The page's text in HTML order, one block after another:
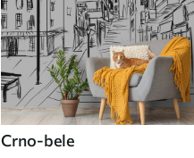
Crno-bele